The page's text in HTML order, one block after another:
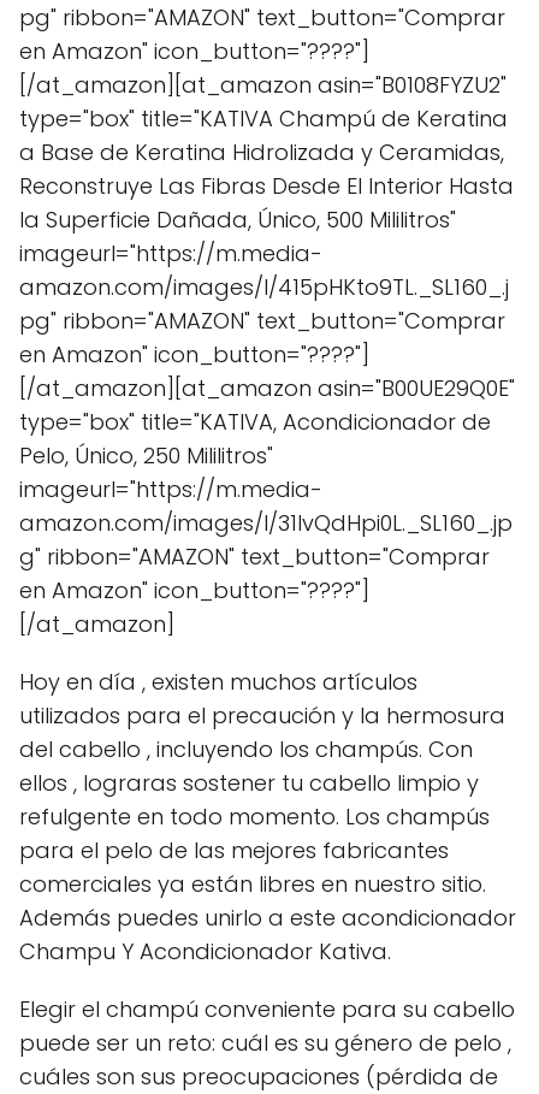
pg" ribbon="AMAZON" text_button="Comprar
en Amazon" icon_button="????"]
[/at_amazon][at_amazon asin="B0108FYZU2"
type="box" title="KATIVA Champú de Keratina
a Base de Keratina Hidrolizada y Ceramidas,
Reconstruye Las Fibras Desde El Interior Hasta
la Superficie Dañada, Único, 500 Mililitros"
imageurl="https://m.media-
amazon.com/images/I/415pHKto9TL._SL160_.j
pg" ribbon="AMAZON" text_button="Comprar
en Amazon" icon_button="????"]
[/at_amazon][at_amazon asin="B00UE29Q0E"
type="box" title="KATIVA, Acondicionador de
Pelo, Único, 250 Mililitros"
imageurl="https://m.media-
amazon.com/images/I/31lvQdHpi0L._SL160_.jp
g" ribbon="AMAZON" text_button="Comprar
en Amazon" icon_button="????"]
[/at_amazon]
Hoy en día , existen muchos artículos
utilizados para el precaución y la hermosura
del cabello , incluyendo los champús. Con
ellos , lograras sostener tu cabello limpio y
refulgente en todo momento. Los champús
para el pelo de las mejores fabricantes
comerciales ya están libres en nuestro sitio.
Además puedes unirlo a este acondicionador
Champu Y Acondicionador Kativa.
Elegir el champú conveniente para su cabello
puede ser un reto: cuál es su género de pelo ,
cuáles son sus preocupaciones (pérdida de